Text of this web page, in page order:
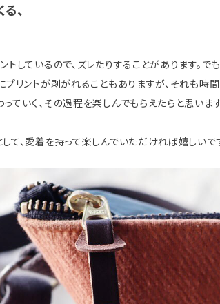
、
しているので、ズレたりすることがあります。で
プリントが剥がれることもありますが、それも時
ていく、その過程を楽しんでもらえたらと思います
て、愛着を持って楽しんでいただければ嬉しいで